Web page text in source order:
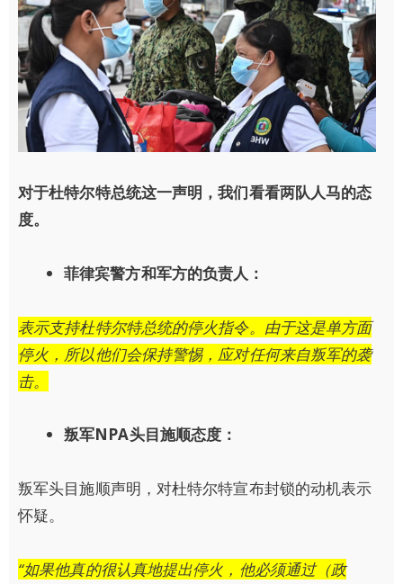
对于杜特尔特总统这一声明，我们看看两队人马的态
度。
菲律宾警方和军方的负责人：
表示支持杜特尔特总统的停火指令。由于这是单方面
停火，所以他们会保持警惕，应对任何来自叛军的袭
击。
叛军NPA头目施顺态度：
叛军头目施顺声明，对杜特尔特宣布封锁的动机表示
怀疑。
“如果他真的很认真地提出停火，他必须通过（政